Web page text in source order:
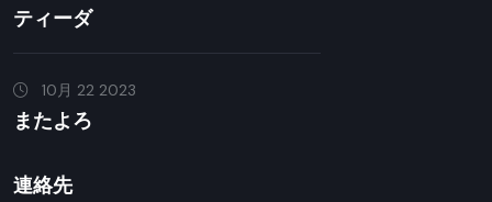
ティーダ
10月 22 2023
またよろ
連絡先